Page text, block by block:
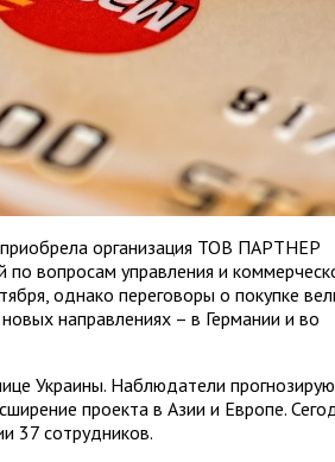
организация ТОВ ПАРТНЕР
по вопросам управления и
однако переговоры о покупке
направлениях – в Германии и во
Украины. Наблюдатели
проекта в Азии и Европе.
37 сотрудников.